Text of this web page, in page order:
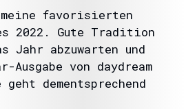
favorisierten
2022. Gute Tradition
Jahr abzuwarten und
von daydream
geht dementsprechend